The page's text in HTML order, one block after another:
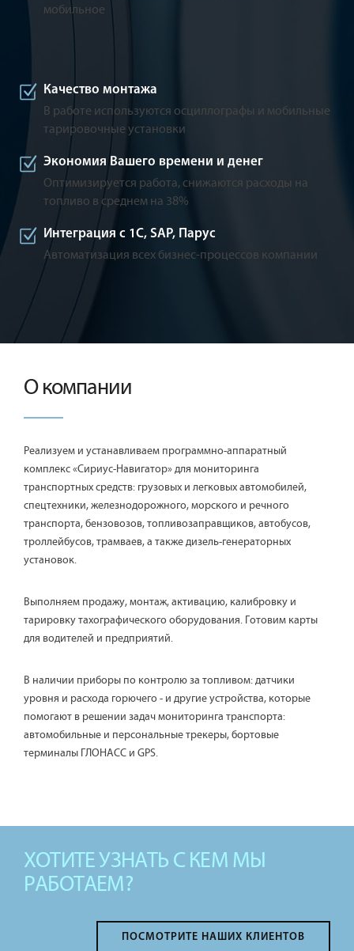
мобильное
Качество монтажа
В работе используются осциллографы и мобильные
тарировочные установки
Экономия Вашего времени и денег
Оптимизируется работа, снижаются расходы на
топливо в среднем на 38%
Интеграция с 1С, SAP, Парус
Автоматизация всех бизнес-процессов компании
О компании
Реализуем и устанавливаем программно-аппаратный
комплекс «Сириус-Навигатор» для мониторинга
транспортных средств: грузовых и легковых автомобилей,
спецтехники, железнодорожного, морского и речного
транспорта, бензовозов, топливозаправщиков, автобусов,
троллейбусов, трамваев, а также дизель-генераторных
установок.
Выполняем продажу, монтаж, активацию, калибровку и
тарировку тахографического оборудования. Готовим карты
для водителей и предприятий.
В наличии приборы по контролю за топливом: датчики
уровня и расхода горючего - и другие устройства, которые
помогают в решении задач мониторинга транспорта:
автомобильные и персональные трекеры, бортовые
терминалы ГЛОНАСС и GPS.
ХОТИТЕ УЗНАТЬ С КЕМ МЫ
РАБОТАЕМ?
ПОСМОТРИТЕ НАШИХ КЛИЕНТОВ